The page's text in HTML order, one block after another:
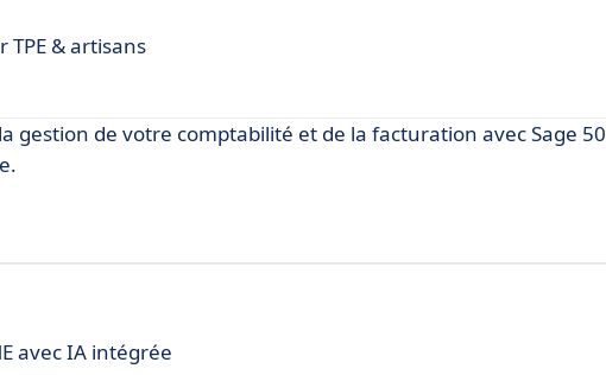
& artisans
gestion de votre comptabilité et de la facturation avec Sage 50
avec IA intégrée